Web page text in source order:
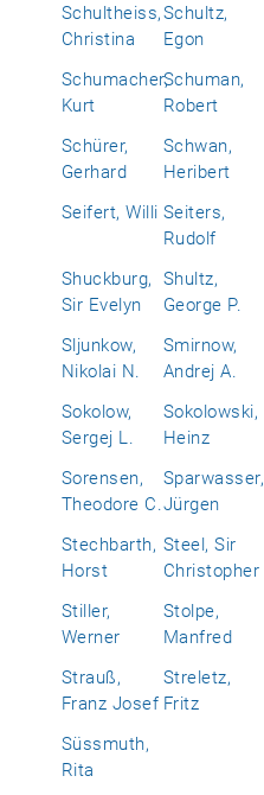
Schultheiss,
Christina
Schultz,
Egon
Schumacher,
Kurt
Schuman,
Robert
Schürer,
Gerhard
Schwan,
Heribert
Seifert, Willi Seiters,
Rudolf
Shuckburg,
Sir Evelyn
Shultz,
George P.
Sljunkow,
Nikolai N.
Smirnow,
Andrej A.
Sokolow,
Sergej L.
Sokolowski,
Heinz
Sorensen,
Theodore C.
Sparwasser,
Jürgen
Stechbarth,
Horst
Steel, Sir
Christopher
Stiller,
Werner
Stolpe,
Manfred
Strauß,
Franz Josef
Streletz,
Fritz
Süssmuth,
Rita